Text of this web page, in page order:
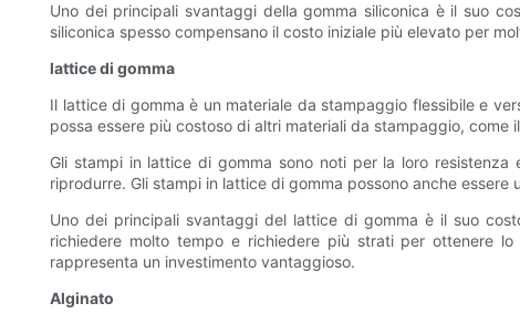
Uno dei principali svantaggi della gomma siliconica è il suo
siliconica spesso compensano il costo iniziale più elevato per
lattice di gomma
Il lattice di gomma è un materiale da stampaggio flessibile e
possa essere più costoso di altri materiali da stampaggio,
Gli stampi in lattice di gomma sono noti per la loro
riprodurre. Gli stampi in lattice di gomma possono anche
Uno dei principali svantaggi del lattice di gomma è il suo
richiedere molto tempo e richiedere più strati per ottenere
rappresenta un investimento vantaggioso.
Alginato